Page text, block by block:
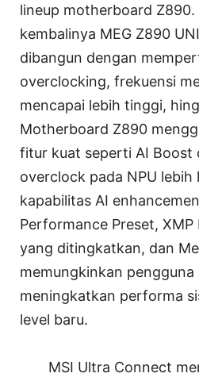
lineup motherboard Z890.
kembalinya MEG Z890
dibangun dengan
overclocking, frekuensi
mencapai lebih tinggi,
Motherboard Z890
fitur kuat seperti AI Boost
overclock pada NPU lebih
kapabilitas AI
Performance Preset,
yang ditingkatkan, dan
memungkinkan pengguna
meningkatkan performa
level baru.
MSI Ultra Connect